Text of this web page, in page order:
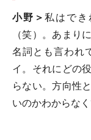
小野＞ 私はでき
（笑）。あまり
名詞とも言われ
イ。それにどの
らない。方向性
いのかわからなく